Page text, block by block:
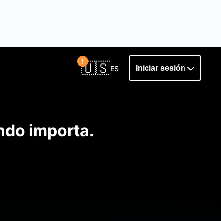
🇺🇸ES Iniciar sesión
Confirmar país
importa.